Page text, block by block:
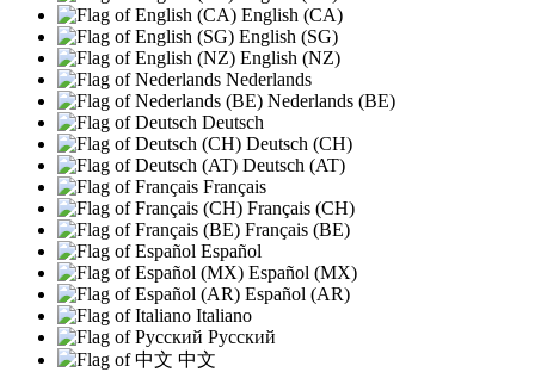
English (CA)
English (SG)
English (NZ)
Nederlands
Nederlands (BE)
Deutsch
Deutsch (CH)
Deutsch (AT)
Français
Français (CH)
Français (BE)
Español
Español (MX)
Español (AR)
Italiano
Русский
中文